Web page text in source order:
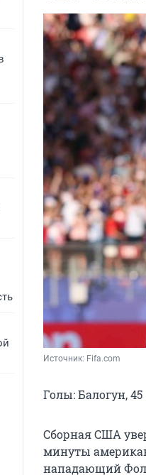
Источник: Fifa.com
Голы: Балогун, 45
Сборная США
минуты
нападающий